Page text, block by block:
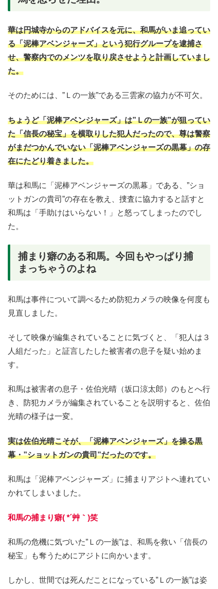
華は円城寺からのアドバイスを元に、和馬がいま追ってい
る「泥棒アベンジャーズ」という犯行グループを逮捕さ
せ、警察内でのメンツを取り戻させようと計画していまし
た。
そのためには、”Ｌの一族”である三雲家の協力が不可欠。
ちょうど「泥棒アベンジャーズ」は”Ｌの一族”が狙ってい
た「信長の秘宝」を横取りした犯人だったので、尊は警察
がまだつかんでいない「泥棒アベンジャーズの黒幕」の存
在にたどり着きました。
華は和馬に「泥棒アベンジャーズの黒幕」である、”ショ
ットガンの貴司”の存在を教え、捜査に協力すると話すと
和馬は「手助けはいらない！」と怒ってしまったのでし
た。
捕まり癖のある和馬。今回もやっぱり捕
まっちゃうのよね
和馬は事件について調べるため防犯カメラの映像を何度も
見直しました。
そして映像が編集されていることに気づくと、「犯人は３
人組だった」と証言したした被害者の息子を疑い始めま
す。
和馬は被害者の息子・佐伯光晴（坂口涼太郎）のもとへ行
き、防犯カメラが編集されていることを説明すると、佐伯
光晴の様子は一変。
実は佐伯光晴こそが、「泥棒アベンジャーズ」を操る黒
幕・”ショットガンの貴司”だったのです。
和馬は「泥棒アベンジャーズ」に捕まりアジトへ連れてい
かれてしまいました。
和馬の捕まり癖( *´艸｀)笑
和馬の危機に気づいた”Ｌの一族”は、和馬を救い「信長の
秘宝」も奪うためにアジトに向かいます。
しかし、世間では死んだことになっている”Ｌの一族”は姿